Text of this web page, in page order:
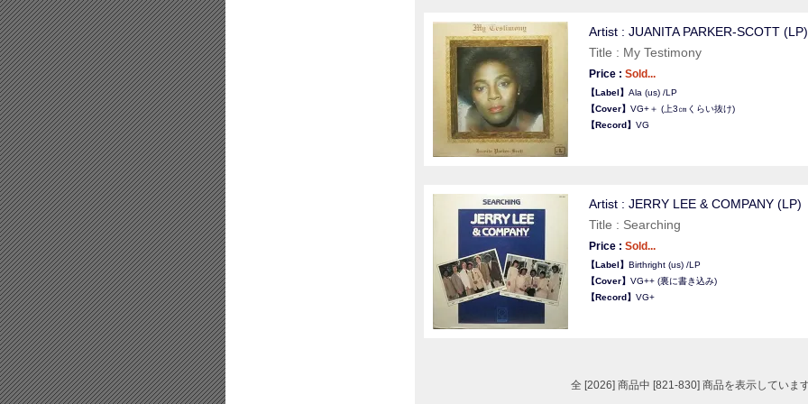
Artist : JUANITA PARKER‐SCOTT (LP)
Title : My Testimony
Price : Sold...
【Label】 Ala (us) /LP
【Cover】 VG+＋ (上3㎝くらい抜け)
【Record】 VG
Artist : JERRY LEE & COMPANY (LP)
Title : Searching
Price : Sold...
【Label】 Birthright (us) /LP
【Cover】 VG++ (裏に書き込み)
【Record】 VG+
全 [2026] 商品中 [821-830] 商品を表示していま